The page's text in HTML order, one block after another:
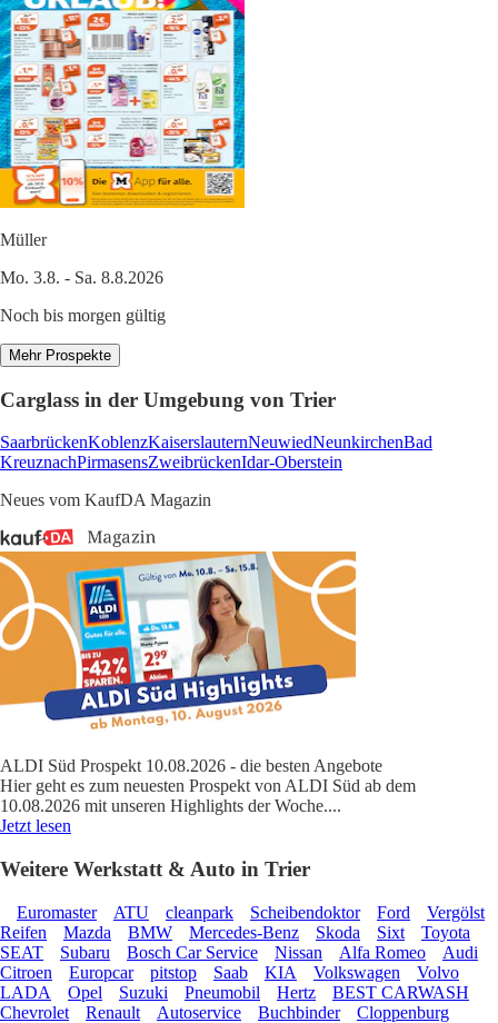
Müller
Mo. 3.8. - Sa. 8.8.2026
Noch bis morgen gültig
Mehr Prospekte
Carglass in der Umgebung von Trier
SaarbrückenKoblenzKaiserslauternNeuwiedNeunkirchenBad
KreuznachPirmasensZweibrückenIdar-Oberstein
Neues vom KaufDA Magazin
ALDI Süd Prospekt 10.08.2026 - die besten Angebote
Hier geht es zum neuesten Prospekt von ALDI Süd ab dem
10.08.2026 mit unseren Highlights der Woche....
Jetzt lesen
Weitere Werkstatt & Auto in Trier
Euromaster ATU cleanpark Scheibendoktor Ford
Vergölst
Reifen
Mazda BMW Mercedes-Benz Skoda Sixt
Toyota
SEAT
Subaru Bosch Car Service Nissan Alfa Romeo
Audi
Citroen
Europcar pitstop Saab KIA Volkswagen
Volvo
LADA
Opel Suzuki Pneumobil Hertz
BEST CARWASH
Chevrolet
Renault Autoservice Buchbinder Cloppenburg